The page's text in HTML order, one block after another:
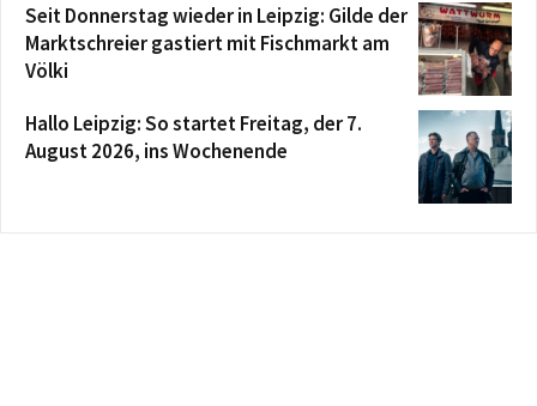
Seit Donnerstag wieder in Leipzig: Gilde der
Marktschreier gastiert mit Fischmarkt am
Völki
Hallo Leipzig: So startet Freitag, der 7.
August 2026, ins Wochenende